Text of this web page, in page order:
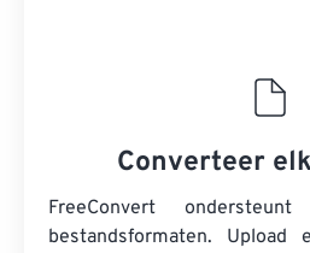
Converteer
FreeConvert
bestandsformaten. Upload